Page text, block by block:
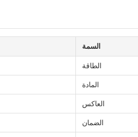
السمة
الطاقة
المادة
العاكس
الضمان